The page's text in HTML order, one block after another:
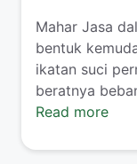
​Mahar Jasa
bentuk
ikatan suci
beratnya
Read more